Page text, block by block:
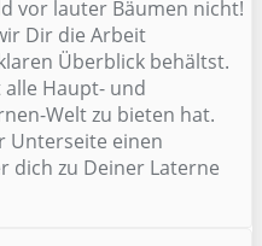
vor lauter Bäumen nicht!
Dir die Arbeit
Überblick behältst.
Haupt- und
Welt zu bieten hat.
Unterseite einen
dich zu Deiner Laterne